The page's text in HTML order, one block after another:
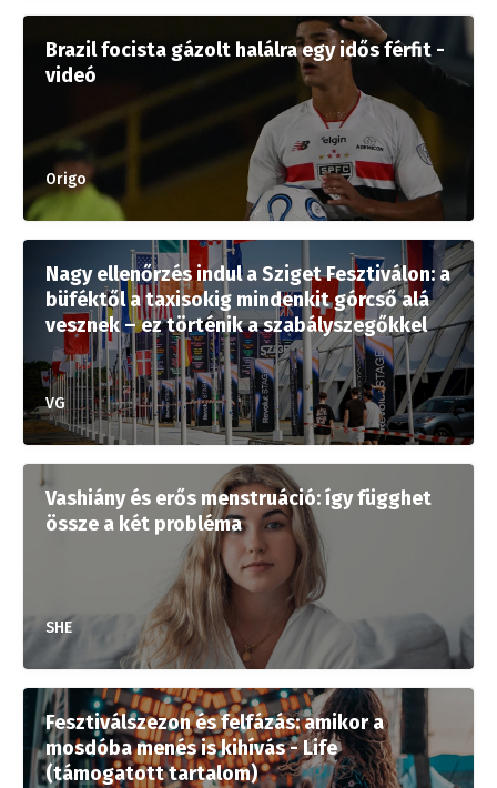
Brazil focista gázolt halálra egy idős férfit -
videó
Origo
Nagy ellenőrzés indul a Sziget Fesztiválon: a
büféktől a taxisokig mindenkit górcső alá
vesznek – ez történik a szabályszegőkkel
VG
Vashiány és erős menstruáció: így függhet
össze a két probléma
SHE
Fesztiválszezon és felfázás: amikor a
mosdóba menés is kihívás - Life
(támogatott tartalom)